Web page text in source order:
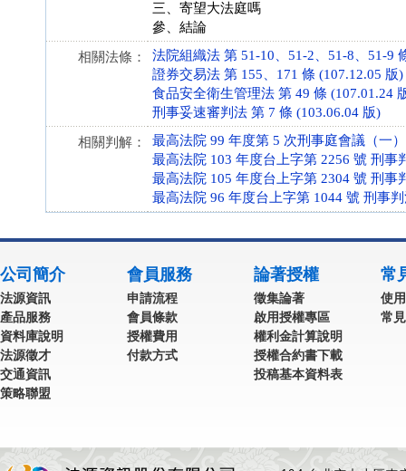
三、寄望大法庭嗎
參、結論
相關法條：
法院組織法 第 51-10、51-2、51-8、51-9
證券交易法 第 155、171 條 (107.12.05 版)
食品安全衛生管理法 第 49 條 (107.01.24
刑事妥速審判法 第 7 條 (103.06.04 版)
相關判解：
最高法院 99 年度第 5 次刑事庭會議（一）
最高法院 103 年度台上字第 2256 號 刑事
最高法院 105 年度台上字第 2304 號 刑事
最高法院 96 年度台上字第 1044 號 刑事
公司簡介
法源資訊
產品服務
資料庫說明
法源徵才
交通資訊
策略聯盟
會員服務
申請流程
會員條款
授權費用
付款方式
論著授權
徵集論著
啟用授權專區
權利金計算說明
授權合約書下載
投稿基本資料表
常
使
常